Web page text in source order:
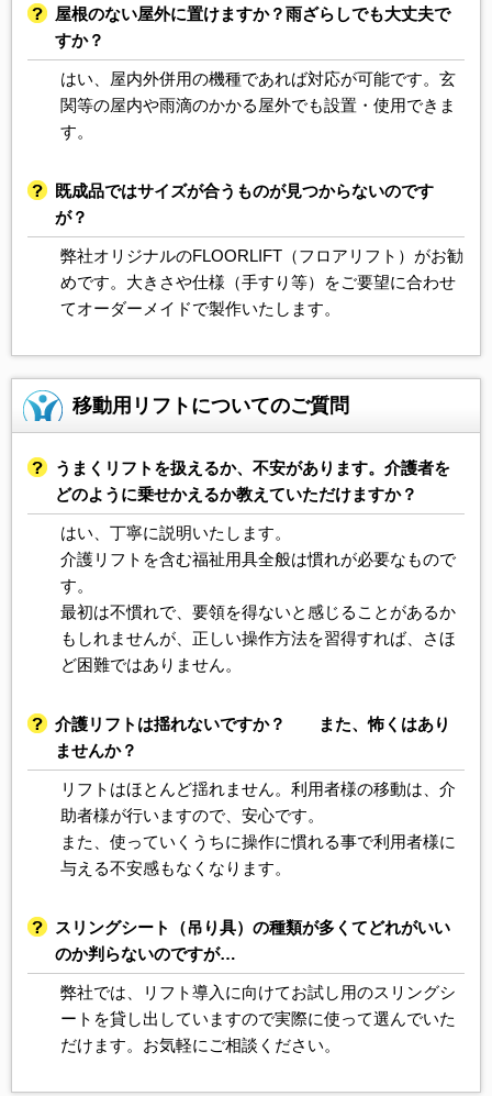
屋根のない屋外に置けますか？雨ざらしでも大丈夫で
すか？
はい、屋内外併用の機種であれば対応が可能です。玄
関等の屋内や雨滴のかかる屋外でも設置・使用できま
す。
既成品ではサイズが合うものが見つからないのです
が？
弊社オリジナルのFLOORLIFT（フロアリフト） がお勧
めです。大きさや仕様（手すり等）をご要望に合わせ
てオーダーメイドで製作いたします。
移動用リフトについてのご質問
うまくリフトを扱えるか、不安があります。介護者を
どのように乗せかえるか教えていただけますか？
はい、丁寧に説明いたします。
介護リフトを含む福祉用具全般は慣れが必要なもので
す。
最初は不慣れで、要領を得ないと感じることがあるか
もしれませんが、正しい操作方法を習得すれば、さほ
ど困難ではありません。
介護リフトは揺れないですか？ また、怖くはあり
ませんか？
リフトはほとんど揺れません。利用者様の移動は、介
助者様が行いますので、安心です。
また、使っていくうちに操作に慣れる事で利用者様に
与える不安感もなくなります。
スリングシート（吊り具）の種類が多くてどれがいい
のか判らないのですが…
弊社では、リフト導入に向けてお試し用のスリングシ
ートを貸し出していますので実際に使って選んでいた
だけます。お気軽にご相談ください。